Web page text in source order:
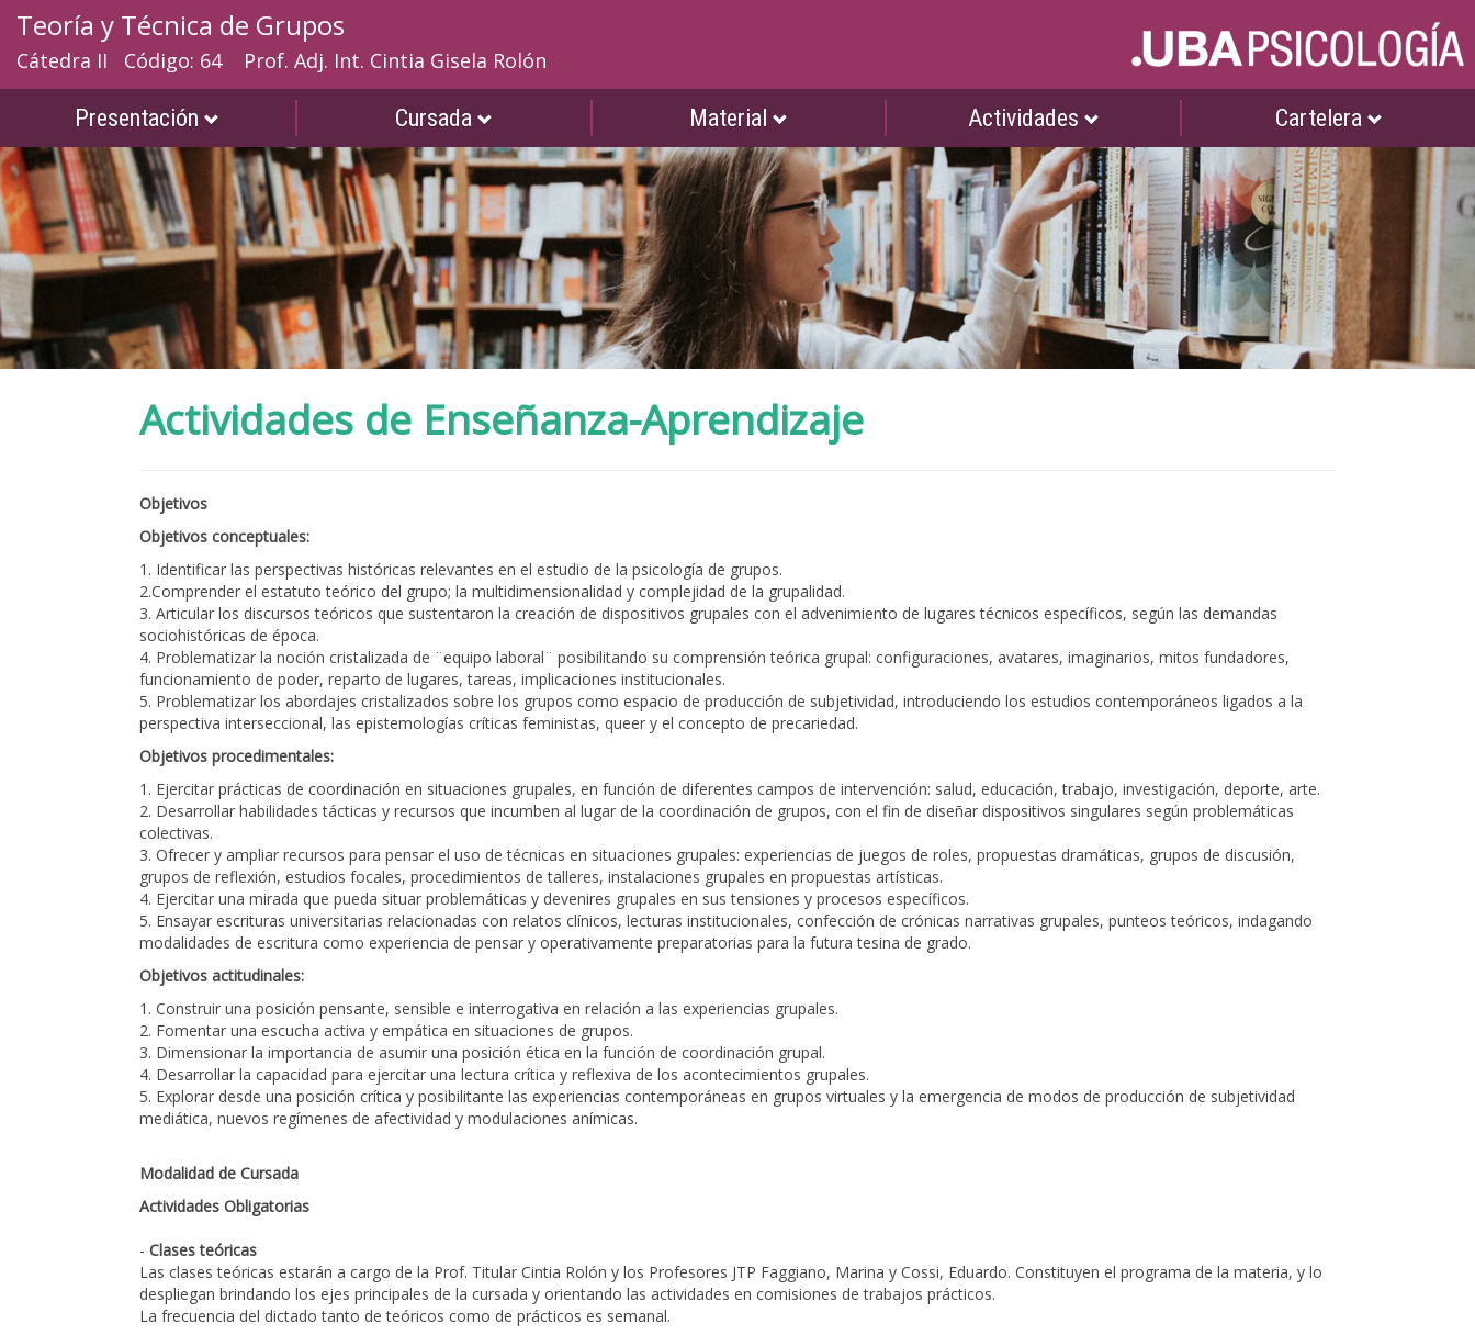
Teoría y Técnica de Grupos
Cátedra II Código: 64 Prof. Adj. Int. Cintia Gisela Rolón
Presentación Cursada Material Actividades Cartelera
Actividades de Enseñanza-Aprendizaje
Objetivos
Objetivos conceptuales:
1. Identificar las perspectivas históricas relevantes en el estudio de la psicología de grupos.
2.Comprender el estatuto teórico del grupo; la multidimensionalidad y complejidad de la grupalidad.
3. Articular los discursos teóricos que sustentaron la creación de dispositivos grupales con el advenimiento de lugares técnicos específicos, según las demandas
sociohistóricas de época.
4. Problematizar la noción cristalizada de ¨equipo laboral¨ posibilitando su comprensión teórica grupal: configuraciones, avatares, imaginarios, mitos fundadores,
funcionamiento de poder, reparto de lugares, tareas, implicaciones institucionales.
5. Problematizar los abordajes cristalizados sobre los grupos como espacio de producción de subjetividad, introduciendo los estudios contemporáneos ligados a la
perspectiva interseccional, las epistemologías críticas feministas, queer y el concepto de precariedad.
Objetivos procedimentales:
1. Ejercitar prácticas de coordinación en situaciones grupales, en función de diferentes campos de intervención: salud, educación, trabajo, investigación, deporte, arte.
2. Desarrollar habilidades tácticas y recursos que incumben al lugar de la coordinación de grupos, con el fin de diseñar dispositivos singulares según problemáticas
colectivas.
3. Ofrecer y ampliar recursos para pensar el uso de técnicas en situaciones grupales: experiencias de juegos de roles, propuestas dramáticas, grupos de discusión,
grupos de reflexión, estudios focales, procedimientos de talleres, instalaciones grupales en propuestas artísticas.
4. Ejercitar una mirada que pueda situar problemáticas y devenires grupales en sus tensiones y procesos específicos.
5. Ensayar escrituras universitarias relacionadas con relatos clínicos, lecturas institucionales, confección de crónicas narrativas grupales, punteos teóricos, indagando
modalidades de escritura como experiencia de pensar y operativamente preparatorias para la futura tesina de grado.
Objetivos actitudinales:
1. Construir una posición pensante, sensible e interrogativa en relación a las experiencias grupales.
2. Fomentar una escucha activa y empática en situaciones de grupos.
3. Dimensionar la importancia de asumir una posición ética en la función de coordinación grupal.
4. Desarrollar la capacidad para ejercitar una lectura crítica y reflexiva de los acontecimientos grupales.
5. Explorar desde una posición crítica y posibilitante las experiencias contemporáneas en grupos virtuales y la emergencia de modos de producción de subjetividad
mediática, nuevos regímenes de afectividad y modulaciones anímicas.
Modalidad de Cursada
Actividades Obligatorias
- Clases teóricas
Las clases teóricas estarán a cargo de la Prof. Titular Cintia Rolón y los Profesores JTP Faggiano, Marina y Cossi, Eduardo. Constituyen el programa de la materia, y lo
despliegan brindando los ejes principales de la cursada y orientando las actividades en comisiones de trabajos prácticos.
La frecuencia del dictado tanto de teóricos como de prácticos es semanal.